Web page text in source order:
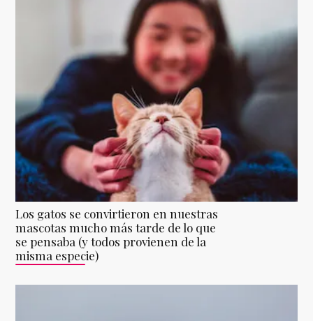
Los gatos se convirtieron en nuestras
mascotas mucho más tarde de lo que
se pensaba (y todos provienen de la
misma especie)